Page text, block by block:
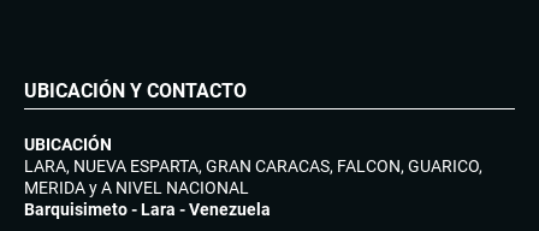
UBICACIÓN Y CONTACTO
UBICACIÓN
LARA, NUEVA ESPARTA, GRAN CARACAS, FALCON, GUARICO,
MERIDA y A NIVEL NACIONAL
Barquisimeto - Lara - Venezuela